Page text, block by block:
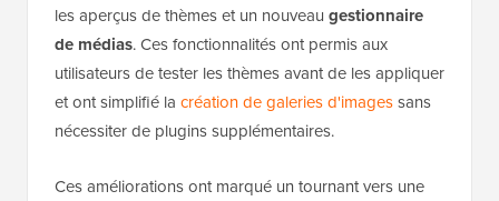
les aperçus de thèmes et un nouveau gestionnaire
de médias. Ces fonctionnalités ont permis aux
utilisateurs de tester les thèmes avant de les appliquer
et ont simplifié la création de galeries d'imagessans
nécessiter de plugins supplémentaires.
Ces améliorations ont marqué un tournant vers une